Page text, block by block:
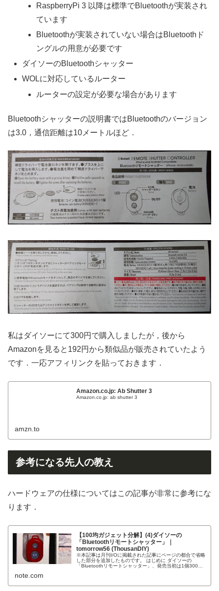
RaspberryPi 3 以降は標準でBluetoothが実装され
ています
Bluetoothが実装されていない場合はBluetoothド
ングルの用意が必要です
ダイソーのBluetoothシャッター
WOLに対応しているルーター
ルーターの設定が必要な場合があります
Bluetoothシャッターの説明書ではBluetoothのバージョン
は3.0，通信距離は10メートルほど．
私はダイソーにて300円で購入しましたが，後から
Amazonを見ると192円から類似品が販売されていたよう
です．一応アフィリンクを貼っておきます．
Amazon.co.jp: Ab Shutter 3
Amazon.co.jp: ab shutter 3
amzn.to
参考になる先人の教え
ハードウェアの仕様についてはこの記事が非常に参考にな
ります．
【100均ガジェット分解】(4)ダイソーの
「Bluetoothリモートシャッター」｜
tomorrow56 (ThousanDIY)
※本記事は月刊I/Oに掲載された記事にページの都合で省略
した部分を追加したものです。 はじめに ダイソーの
「Bluetoothリモートシャッター」、発売当初は1個300円
note.com